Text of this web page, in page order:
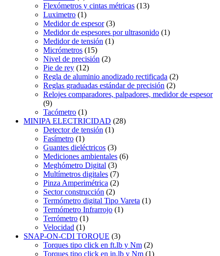
Flexómetros y cintas métricas (13)
Luximetro (1)
Medidor de espesor (3)
Medidor de espesores por ultrasonido (1)
Medidor de tensión (1)
Micrómetros (15)
Nivel de precisión (2)
Pie de rey (12)
Regla de aluminio anodizado rectificada (2)
Reglas graduadas estándar de precisión (2)
Relojes comparadores, palpadores, medidor de espesor
(9)
Tacómetro (1)
MINIPA ELECTRICIDAD (28)
Detector de tensión (1)
Fasímetro (1)
Guantes dieléctricos (3)
Mediciones ambientales (6)
Meghómetro Digital (3)
Multímetros digitales (7)
Pinza Amperimétrica (2)
Sector construcción (2)
Termómetro digital Tipo Vareta (1)
Termómetro Infrarrojo (1)
Terrómetro (1)
Velocidad (1)
SNAP-ON-CDI TORQUE (3)
Torques tipo click en ft.lb y Nm (2)
Torques tipo click en in.lb y Nm (1)